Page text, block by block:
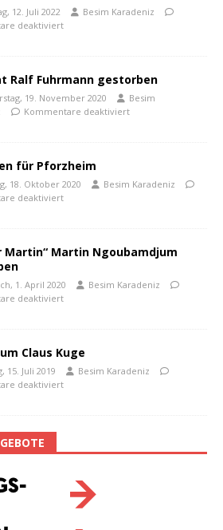
12. Juli 2022
Besim Karadeniz
deaktiviert
Ralf Fuhrmann gestorben
19. November 2020
Besim
Kommentare deaktiviert
für Pforzheim
18. Oktober 2020
Besim Karadeniz
deaktiviert
Martin“ Martin Ngoubamdjum
1. April 2020
Besim Karadeniz
deaktiviert
Claus Kuge
15. Juli 2019
Besim Karadeniz
deaktiviert